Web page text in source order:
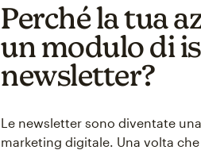
Perché la tua
un modulo di
newsletter?
Le newsletter sono diventate
marketing digitale. Una volta